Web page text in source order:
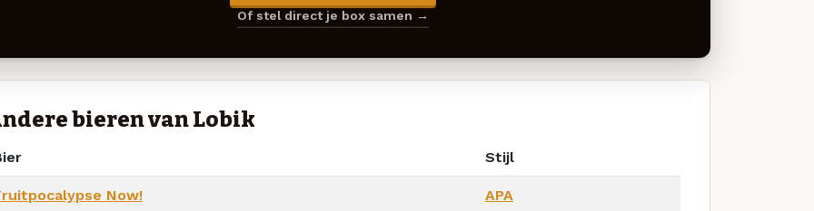
Of stel direct je box samen →
bieren van Lobik
Stijl
Now! APA